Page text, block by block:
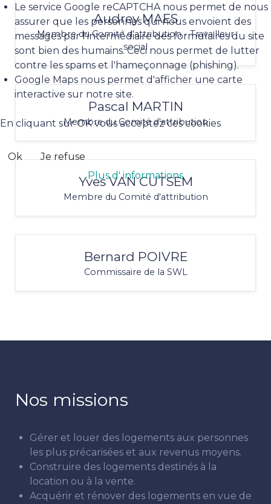
Audrey MAES
Membre du Comité d'attribution - Travailleur
social
Pascal MARTIN
Membre du Comité d'attribution
Yves VAN CUTSEM
Membre du Comité d'attribution
Bernard POIVRE
Commissaire de la SWL
Nos missions
Gérer et louer des logements aux personnes
les plus précarisées et aux revenus moyens.
Construire des logements destinés à la
location ou à la vente.
Acquérir et rénover des logements en vue de
Le service Google reCAPTCHA nous permet de nous
assurer que les personnes qui nous envoient des
messages par l'intermédiaire des formulaires du site
sont bien des humains. Ceci nous permet de lutter
contre les spams et l'hameçonnage (phishing).
Google Maps nous permet d'afficher une carte
interactive sur notre site.
En cliquant sur OK vous acceptez ces cookies
Ok
Je refuse
Plus d' informations